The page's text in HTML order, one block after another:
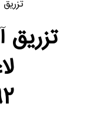
تزریق